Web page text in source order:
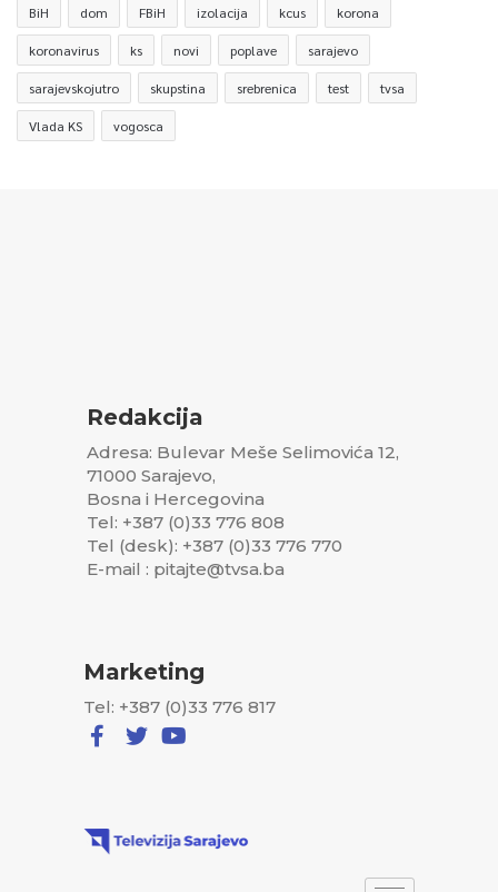
BiH dom FBiH izolacija kcus korona
koronavirus ks novi poplave sarajevo
sarajevskojutro skupstina srebrenica test tvsa
Vlada KS vogosca
Redakcija
Adresa: Bulevar Meše Selimovića 12,
71000 Sarajevo,
Bosna i Hercegovina
Tel: +387 (0)33 776 808
Tel (desk): +387 (0)33 776 770
E-mail : pitajte@tvsa.ba
Marketing
Tel: +387 (0)33 776 817